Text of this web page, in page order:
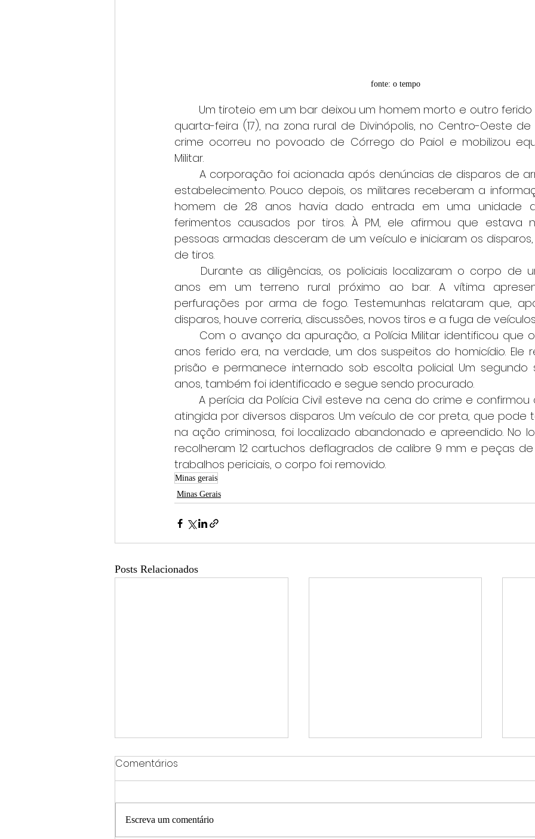
fonte: o tempo
quarta-feira (17), na zona rural de Divinópolis, no Centro-Oeste de
crime ocorreu no povoado de Córrego do Paiol e mobilizou
Militar.
estabelecimento. Pouco depois, os militares receberam a
homem de 28 anos havia dado entrada em uma unidade
ferimentos causados por tiros. À PM, ele afirmou que estava
pessoas armadas desceram de um veículo e iniciaram os
de tiros.
anos em um terreno rural próximo ao bar. A vítima
perfurações por arma de fogo. Testemunhas relataram que,
disparos, houve correria, discussões, novos tiros e a fuga de
anos ferido era, na verdade, um dos suspeitos do homicídio. Ele
prisão e permanece internado sob escolta policial. Um segundo
anos, também foi identificado e segue sendo procurado.
	A perícia da Polícia Civil esteve na cena do crime e confirmou que a vítima foi
atingida por diversos disparos. Um veículo de cor preta, que pode
na ação criminosa, foi localizado abandonado e apreendido. No
recolheram 12 cartuchos deflagrados de calibre 9 mm e peças
trabalhos periciais, o corpo foi removido.
Minas gerais
Minas Gerais
Posts Relacionados
Comentários
Escreva um comentário